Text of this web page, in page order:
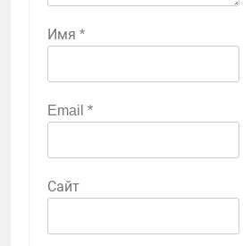
Имя *
Email *
Сайт